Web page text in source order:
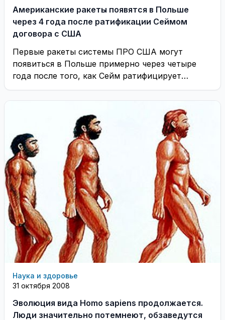
Американские ракеты появятся в Польше
через 4 года после ратификации Сеймом
договора с США
Первые ракеты системы ПРО США могут
появиться в Польше примерно через четыре
года после того, как Сейм ратифицирует
польско-американский договор ...
Наука и здоровье
31 октября 2008
Эволюция вида Homo sapiens продолжается.
Люди значительно потемнеют, обзаведутся